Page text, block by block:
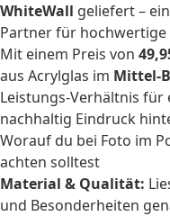
WhiteWall geliefert –
Partner für hochwertige
Mit einem Preis von
aus Acrylglas im Mittel-
Leistungs-Verhältnis für
nachhaltig Eindruck
Worauf du bei Foto im
achten solltest
Material & Qualität:
und Besonderheiten